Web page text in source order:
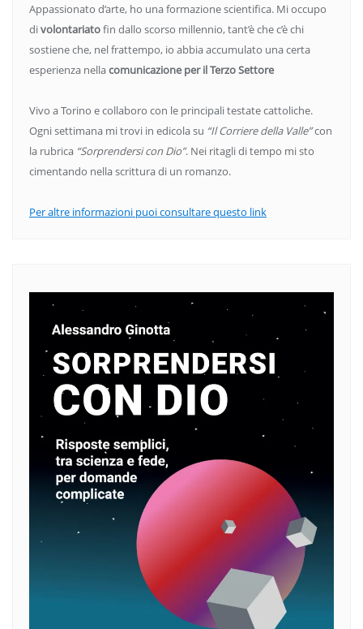
Appassionato d’arte, ho una formazione scientifica. Mi occupo
divolontariatofin dallo scorso millennio, tant’è che c’è chi
sostiene che, nel frattempo, io abbia accumulato una certa
esperienza nellacomunicazione per il Terzo Settore
Vivo a Torino e collaboro con le principali testate cattoliche.
Ogni settimana mi trovi in edicola su “Il Corriere della Valle”con
la rubrica “Sorprendersi con Dio”. Nei ritagli di tempo mi sto
cimentando nella scrittura di un romanzo.
Per altre informazioni puoi consultare questo link